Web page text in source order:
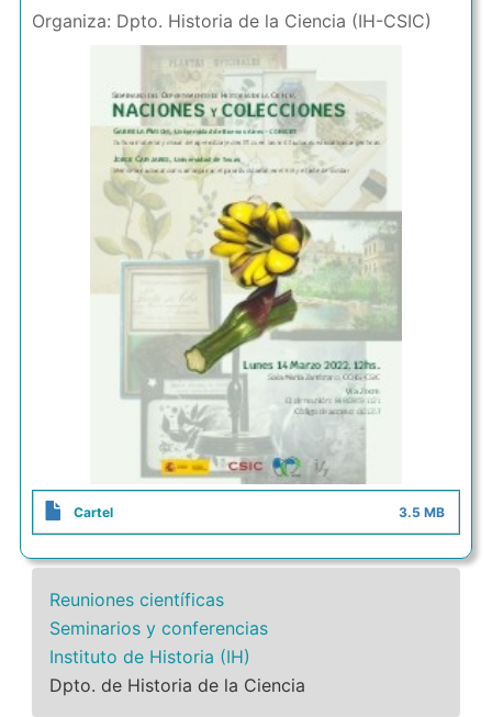
Organiza: Dpto. Historia de la Ciencia (IH-CSIC)
Cartel 3.5 MB
Reuniones científicas
Seminarios y conferencias
Instituto de Historia (IH)
Dpto. de Historia de la Ciencia